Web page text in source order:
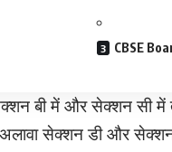
CBSE
बी में और सेक्शन सी
सेक्शन डी और सेक्शन